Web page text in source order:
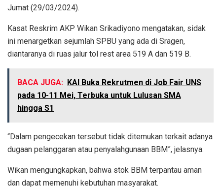
Jumat (29/03/2024).
Kasat Reskrim AKP Wikan Srikadiyono mengatakan, sidak
ini menargetkan sejumlah SPBU yang ada di Sragen,
diantaranya di ruas jalur tol rest area 519 A dan 519 B.
BACA JUGA: KAI Buka Rekrutmen di Job Fair UNS
pada 10-11 Mei, Terbuka untuk Lulusan SMA
hingga S1
“Dalam pengecekan tersebut tidak ditemukan terkait adanya
dugaan pelanggaran atau penyalahgunaan BBM”, jelasnya.
Wikan mengungkapkan, bahwa stok BBM terpantau aman
dan dapat memenuhi kebutuhan masyarakat.